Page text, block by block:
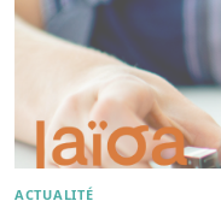
ACTUALITÉ